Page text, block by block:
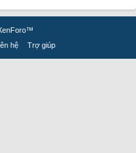
hệ Trợ giúp